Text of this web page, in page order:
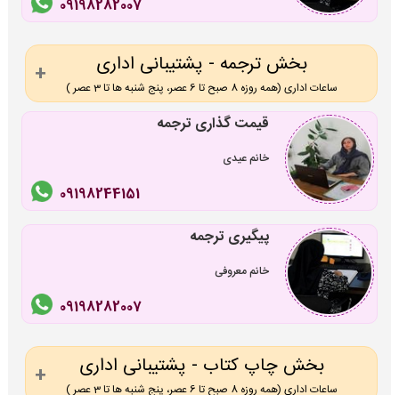
09198282007
بخش ترجمه - پشتیبانی اداری
ساعات اداری (همه روزه 8 صبح تا 6 عصر، پنج شنبه ها تا 3 عصر )
قیمت گذاری ترجمه
خانم عیدی
09198244151
پیگیری ترجمه
خانم معروفی
09198282007
بخش چاپ کتاب - پشتیبانی اداری
ساعات اداری (همه روزه 8 صبح تا 6 عصر، پنج شنبه ها تا 3 عصر )